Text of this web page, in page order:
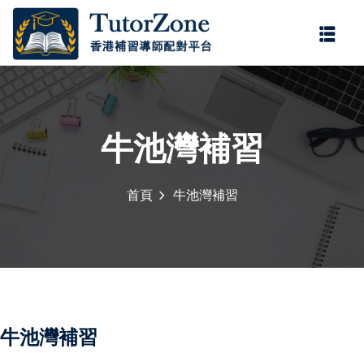
牛池灣補習
首頁 牛池灣補習
牛池灣補習
登錄